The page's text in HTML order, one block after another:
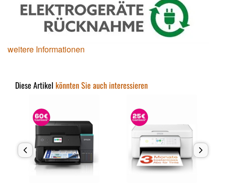
weitere Informationen
Diese Artikel könnten Sie auch interessieren